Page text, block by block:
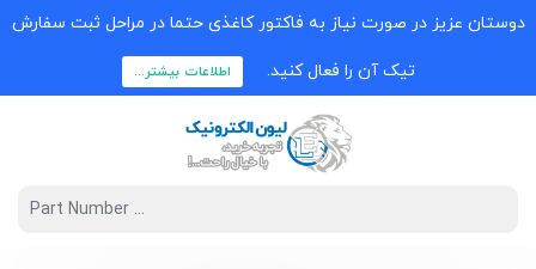
دوستان عزیز در صورت نیاز به فاکتور کاغذی حتما در مراحل ثبت سفارش
تیک آن را فعال کنید. اطلاعات بیشتر...